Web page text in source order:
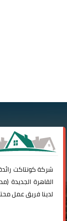
شركةكونتاكت
القاهرة الجديدة (
لدينا فريق عمل